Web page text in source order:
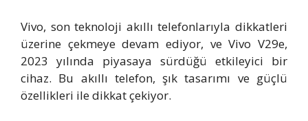
Vivo, son teknoloji akıllı telefonlarıyla dikkatleri
üzerine çekmeye devam ediyor, ve Vivo V29e,
2023 yılında piyasaya sürdüğü etkileyici bir
cihaz. Bu akıllı telefon, şık tasarımı ve güçlü
özellikleri ile dikkat çekiyor.